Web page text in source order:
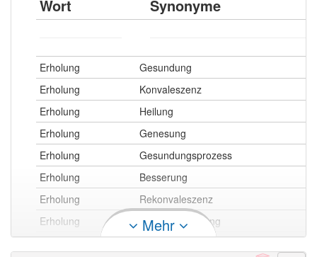
Wort Synonyme
Erholung
Gesundung
Erholung
Konvaleszenz
Erholung
Heilung
Erholung
Genesung
Erholung
Gesundungsprozess
Erholung
Besserung
Erholung
Rekonvaleszenz
Erholung
Wiederherstellung
Mehr